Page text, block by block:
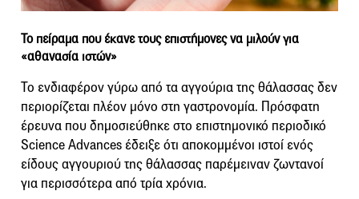
Το πείραμα που έκανε τους επιστήμονες να μιλούν για
«αθανασία ιστών»
Το ενδιαφέρον γύρω από τα αγγούρια της θάλασσας δεν
περιορίζεται πλέον μόνο στη γαστρονομία. Πρόσφατη
έρευνα που δημοσιεύθηκε στο επιστημονικό περιοδικό
Science Advances έδειξε ότι αποκομμένοι ιστοί ενός
είδους αγγουριού της θάλασσας παρέμειναν ζωντανοί
για περισσότερα από τρία χρόνια.